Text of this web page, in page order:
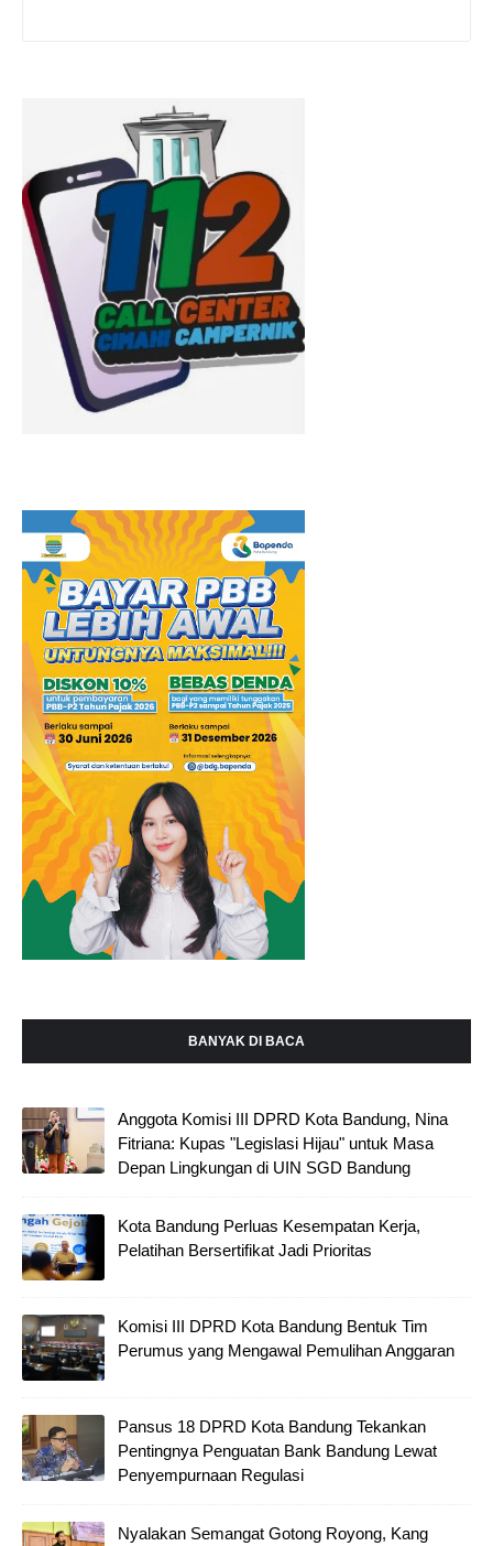
BANYAK DI BACA
Anggota Komisi III DPRD Kota Bandung, Nina
Fitriana: Kupas "Legislasi Hijau" untuk Masa
Depan Lingkungan di UIN SGD Bandung
Kota Bandung Perluas Kesempatan Kerja,
Pelatihan Bersertifikat Jadi Prioritas
Komisi III DPRD Kota Bandung Bentuk Tim
Perumus yang Mengawal Pemulihan Anggaran
Pansus 18 DPRD Kota Bandung Tekankan
Pentingnya Penguatan Bank Bandung Lewat
Penyempurnaan Regulasi
Nyalakan Semangat Gotong Royong, Kang